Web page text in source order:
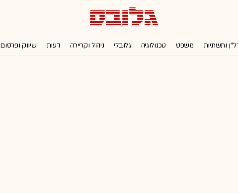
ותשתיות משפט טכנולוגיה גלובלי ניהול וקריירה דעות שיווק ופרסום